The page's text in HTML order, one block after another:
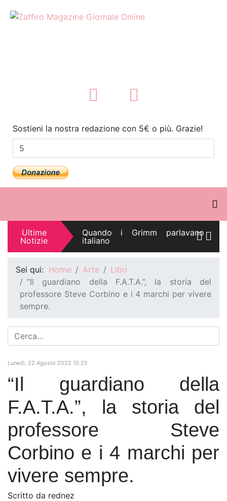
Sostieni la nostra redazione con 5€ o più. Grazie!
Ultime
Notizie
Quando i Grimm parlavano
italiano
Ferragosto '65, partenza alle 4
di notte in Fiat 500 D
Abruzzo. Anello di Lama
insoliti che sfidano le regole del
Il bestiario fantastico di
Roccascalegna e dintorni
Vacanze estive 2026, viaggi
alternativi per rigenerarsi e
Gastromanzia, quando il cibo è
mezzo divinatorio
Human Rights Film Fest:
cinema, incontri e diritti umani
Sei qui: Home Arte
Libri
“Il guardiano della F.A.T.A.”, la storia del
professore Steve Corbino e i 4 marchi per vivere
sempre.
Lunedì, 22 Agosto 2022 15:25
“Il guardiano della
F.A.T.A.”, la storia del
professore Steve
Corbino e i 4 marchi per
vivere sempre.
Scritto da rednez